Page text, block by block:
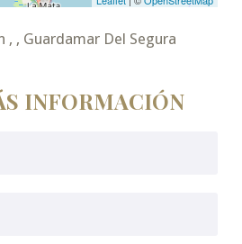
, Guardamar Del Segura
INFORMACIÓN